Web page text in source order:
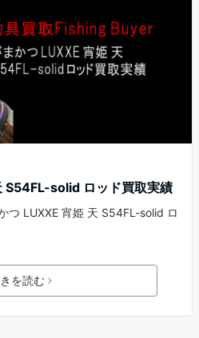
S54FL-solid ロッド買取実績
つ LUXXE 宵姫 天 S54FL-solid ロ
を読む